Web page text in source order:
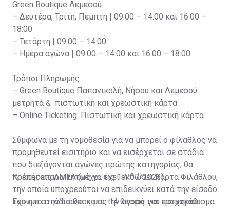
Green Boutique Λεμεσού
– Δευτέρα, Τρίτη, Πέμπτη | 09:00 – 14:00 και 16:00 –
18:00
– Τετάρτη | 09:00 – 14:00
– Ημέρα αγώνα | 09:00 – 14:00 και 16:00 – 18:00
Τρόποι Πληρωμής
– Green Boutique Παπανικολή, Νήσου και Λεμεσού:
μετρητά & πιστωτική και χρεωστική κάρτα
– Online Ticketing: Πιστωτική και χρεωστική κάρτα
Σύμφωνα με τη νομοθεσία για να μπορεί ο φίλαθλος να
προμηθευτεί εισιτήριο και να εισέρχεται σε στάδια
που διεξάγονται αγώνες πρώτης κατηγορίας, θα
πρέπει απαραιτήτως να έχει εκδώσει Κάρτα Φιλάθλου,
την οποία υποχρεούται να επιδεικνύει κατά την είσοδό
του στο στάδιο και κατά την αγορά του εισιτηρίου.
Κρατήσεις ΑΜΕΑ (μέχρι τις 17/07/2023)
Έχουμε στην διάθεση μας 14 θέσεις για τροχοκάθισμα.